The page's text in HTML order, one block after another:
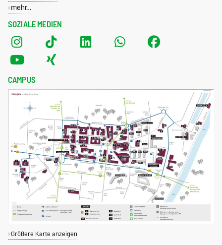
SOZIALE MEDIEN
mehr…
CAMPUS
Größere Karte anzeigen